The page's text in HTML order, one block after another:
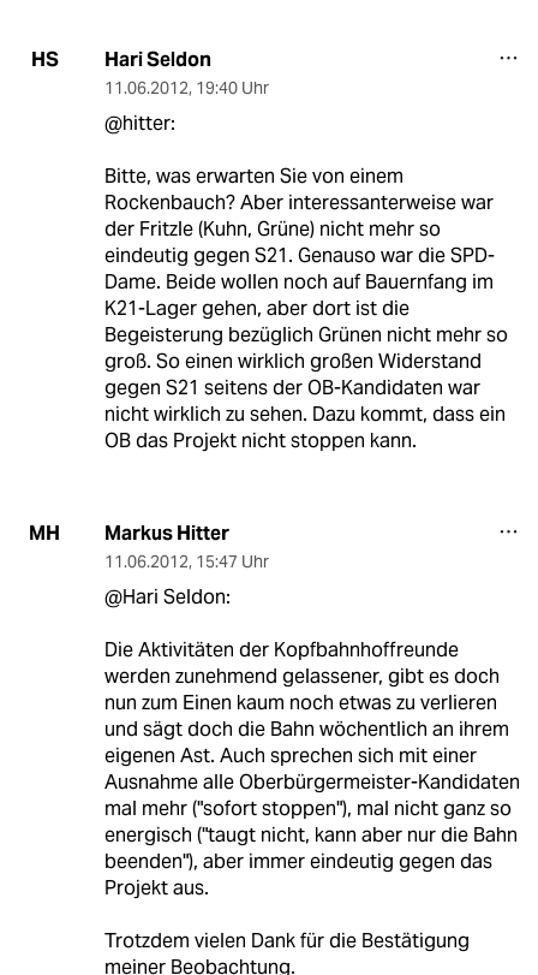
HS Hari Seldon
11.06.2012, 19:40 Uhr
@hitter:
Bitte, was erwarten Sie von einem
Rockenbauch? Aber interessanterweise war
der Fritzle (Kuhn, Grüne) nicht mehr so
eindeutig gegen S21. Genauso war die SPD-
Dame. Beide wollen noch auf Bauernfang im
K21-Lager gehen, aber dort ist die
Begeisterung bezüglich Grünen nicht mehr so
groß. So einen wirklich großen Widerstand
gegen S21 seitens der OB-Kandidaten war
nicht wirklich zu sehen. Dazu kommt, dass ein
OB das Projekt nicht stoppen kann.
MH Markus Hitter
11.06.2012, 15:47 Uhr
@Hari Seldon:
Die Aktivitäten der Kopfbahnhoffreunde
werden zunehmend gelassener, gibt es doch
nun zum Einen kaum noch etwas zu verlieren
und sägt doch die Bahn wöchentlich an ihrem
eigenen Ast. Auch sprechen sich mit einer
Ausnahme alle Oberbürgermeister-Kandidaten
mal mehr ("sofort stoppen"), mal nicht ganz so
energisch ("taugt nicht, kann aber nur die Bahn
beenden"), aber immer eindeutig gegen das
Projekt aus.
Trotzdem vielen Dank für die Bestätigung
meiner Beobachtung.